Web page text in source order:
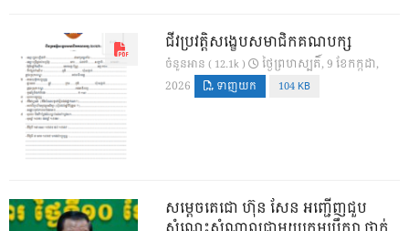
ជីវប្រវត្តិសង្ខេបសមាជិកគណបក្ស
ចំនួនអាន ( 12.1k )
ថ្ងៃ​ព្រហស្បតិ៍, 9 ខែ​កក្កដា,
2026
ទាញយក 104 KB
សម្តេចតេជោ ហ៊ុន សែន អញ្ជើញជួប